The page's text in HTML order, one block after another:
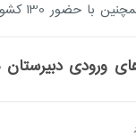
2030
ورودی